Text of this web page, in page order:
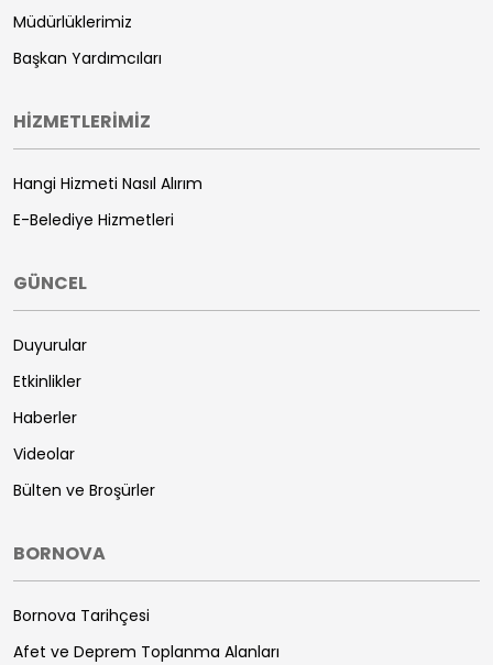
Müdürlüklerimiz
Başkan Yardımcıları
HİZMETLERİMİZ
Hangi Hizmeti Nasıl Alırım
E-Belediye Hizmetleri
GÜNCEL
Duyurular
Etkinlikler
Haberler
Videolar
Bülten ve Broşürler
BORNOVA
Bornova Tarihçesi
Afet ve Deprem Toplanma Alanları